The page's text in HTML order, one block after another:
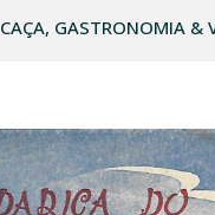
CAÇA, GASTRONOMIA &